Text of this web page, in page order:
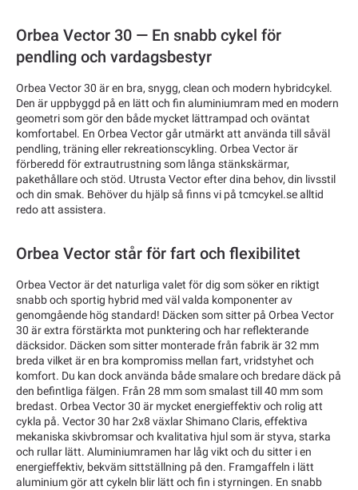
Orbea Vector 30 — En snabb cykel för
pendling och vardagsbestyr
Orbea Vector 30 är en bra, snygg, clean och modern hybridcykel.
Den är uppbyggd på en lätt och fin aluminiumram med en modern
geometri som gör den både mycket lättrampad och oväntat
komfortabel. En Orbea Vector går utmärkt att använda till såväl
pendling, träning eller rekreationscykling. Orbea Vector är
förberedd för extrautrustning som långa stänkskärmar,
pakethållare och stöd. Utrusta Vector efter dina behov, din livsstil
och din smak. Behöver du hjälp så finns vi på tcmcykel.se alltid
redo att assistera.
Orbea Vector står för fart och flexibilitet
Orbea Vector är det naturliga valet för dig som söker en riktigt
snabb och sportig hybrid med väl valda komponenter av
genomgående hög standard! Däcken som sitter på Orbea Vector
30 är extra förstärkta mot punktering och har reflekterande
däcksidor. Däcken som sitter monterade från fabrik är 32 mm
breda vilket är en bra kompromiss mellan fart, vridstyhet och
komfort. Du kan dock använda både smalare och bredare däck på
den befintliga fälgen. Från 28 mm som smalast till 40 mm som
bredast. Orbea Vector 30 är mycket energieffektiv och rolig att
cykla på. Vector 30 har 2x8 växlar Shimano Claris, effektiva
mekaniska skivbromsar och kvalitativa hjul som är styva, starka
och rullar lätt. Aluminiumramen har låg vikt och du sitter i en
energieffektiv, bekväm sittställning på den. Framgaffeln i lätt
aluminium gör att cykeln blir lätt och fin i styrningen. En snabb